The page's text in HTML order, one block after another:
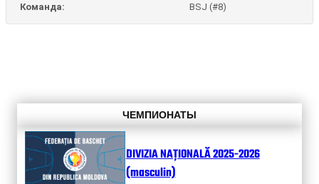
Команда:
BSJ (#8)
ЧЕМПИОНАТЫ
DIVIZIA NAȚIONALĂ 2025-2026
(masculin)